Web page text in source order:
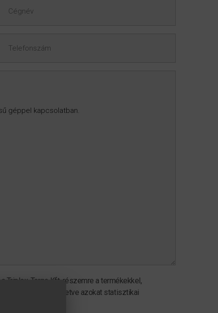
Triplex-Targo Kft. részemre a termékekkel,
küldjön, illetve azokat statisztikai